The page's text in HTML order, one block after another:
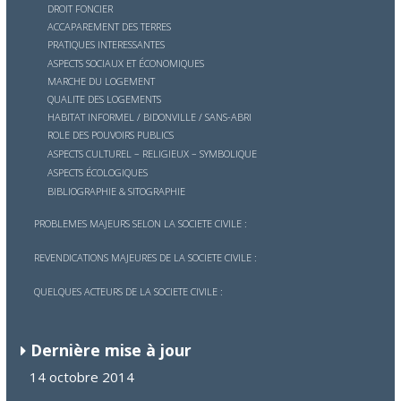
DROIT FONCIER
ACCAPAREMENT DES TERRES
PRATIQUES INTERESSANTES
ASPECTS SOCIAUX ET ÉCONOMIQUES
MARCHE DU LOGEMENT
QUALITE DES LOGEMENTS
HABITAT INFORMEL / BIDONVILLE / SANS-ABRI
ROLE DES POUVOIRS PUBLICS
ASPECTS CULTUREL – RELIGIEUX – SYMBOLIQUE
ASPECTS ÉCOLOGIQUES
BIBLIOGRAPHIE & SITOGRAPHIE
PROBLEMES MAJEURS SELON LA SOCIETE CIVILE :
REVENDICATIONS MAJEURES DE LA SOCIETE CIVILE :
QUELQUES ACTEURS DE LA SOCIETE CIVILE :
Dernière mise à jour
14 octobre 2014